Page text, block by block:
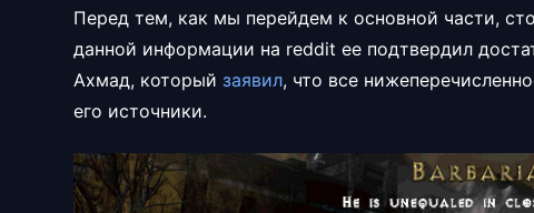
Перед тем, как мы перейдем к основной части,
данной информации на reddit ее подтвердил
Ахмад, который заявил, что все
его источники.